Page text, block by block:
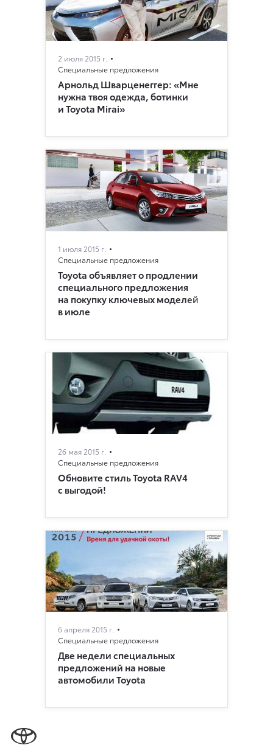
2 июля 2015 г.
Специальные предложения
Арнольд Шварценеггер: «Мне
нужна твоя одежда, ботинки
и Toyota Mirai»
1 июля 2015 г.
Специальные предложения
Toyota объявляет о продлении
специального предложения
на покупку ключевых моделей
в июле
26 мая 2015 г.
Специальные предложения
Обновите стиль Toyota RAV4
с выгодой!
6 апреля 2015 г.
Специальные предложения
Две недели специальных
предложений на новые
автомобили Toyota